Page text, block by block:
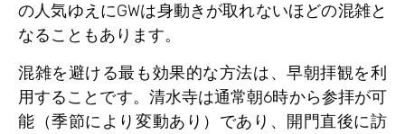
の人気ゆえにGWは身動きが取れないほどの混雑と
なることもあります。
混雑を避ける最も効果的な方法は、早朝拝観を利
用することです。清水寺は通常朝6時から参拝が可
能（季節により変動あり）であり、開門直後に訪